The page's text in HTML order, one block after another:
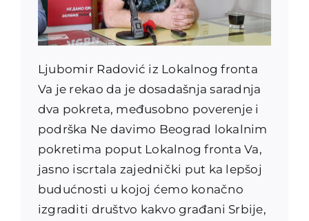
Ljubomir Radović iz Lokalnog fronta
Va je rekao da je dosadašnja saradnja
dva pokreta, međusobno poverenje i
podrška Ne davimo Beograd lokalnim
pokretima poput Lokalnog fronta Va,
jasno iscrtala zajednički put ka lepšoj
budućnosti u kojoj ćemo konačno
izgraditi društvo kakvo građani Srbije,